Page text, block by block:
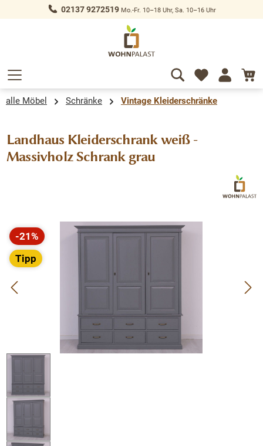
springen 02137 9272519Mo.-Fr. 10–18 Uhr, Sa. 10–16 Uhr
alle Möbel Schränke Vintage Kleiderschränke
Landhaus Kleiderschrank weiß -
Massivholz Schrank grau
Bildergalerie überspringen
-21%
Rabatt
Tipp